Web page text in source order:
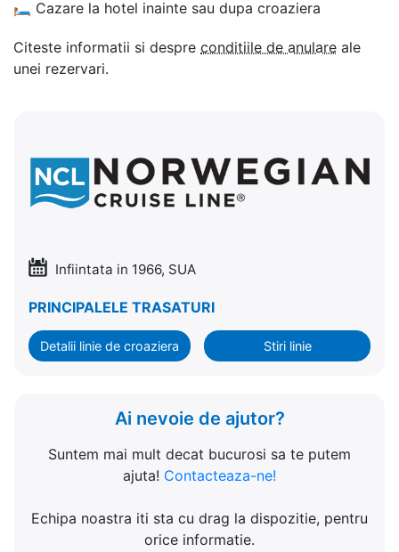
🛏 Cazare la hotel inainte sau dupa croaziera
Citeste informatii si despre conditiile de anulare ale
unei rezervari.
Infiintata in 1966, SUA
PRINCIPALELE TRASATURI
Detalii linie de croaziera Stiri linie
Ai nevoie de ajutor?
Suntem mai mult decat bucurosi sa te putem
ajuta! Contacteaza-ne!
Echipa noastra iti sta cu drag la dispozitie, pentru
orice informatie.